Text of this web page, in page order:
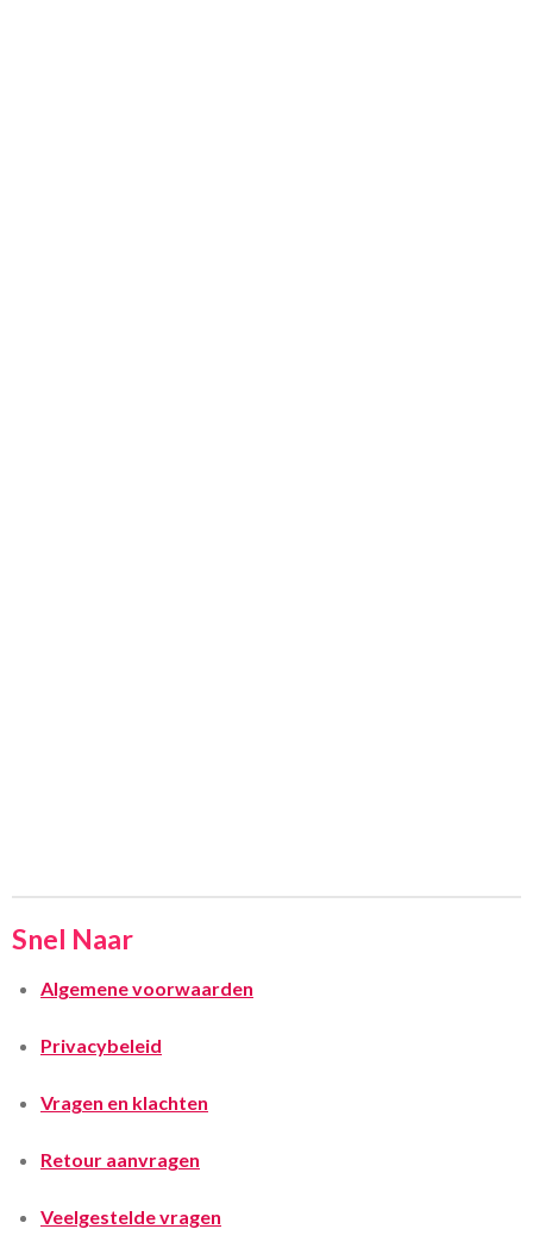
Snel Naar
Algemene voorwaarden
Privacybeleid
Vragen en klachten
Retour aanvragen
Veelgestelde vragen